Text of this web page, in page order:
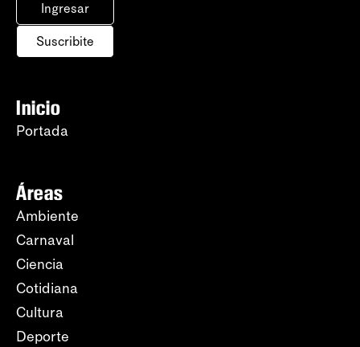
Ingresar
Suscribite
Inicio
Portada
Áreas
Ambiente
Carnaval
Ciencia
Cotidiana
Cultura
Deporte